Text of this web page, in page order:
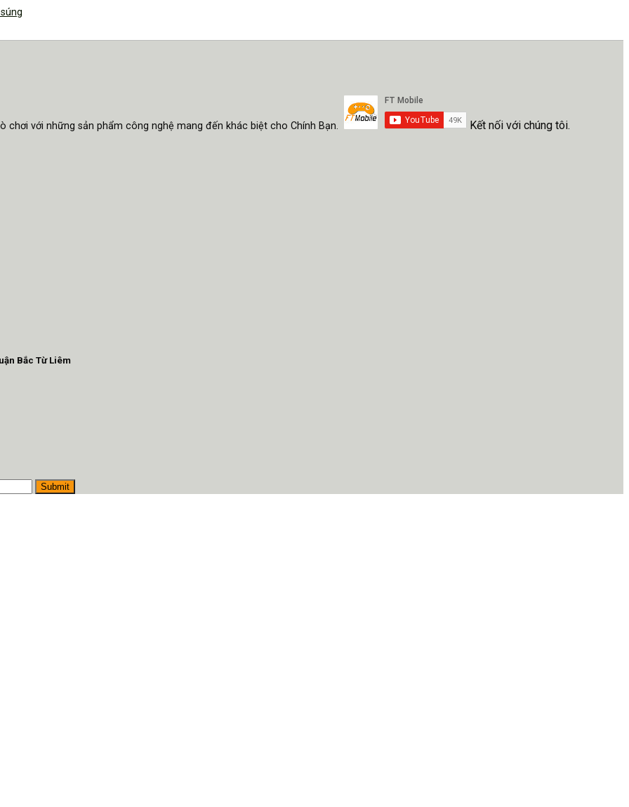
với những sản phẩm công nghệ mang đến khác biệt cho Chính Bạn. Kết nối với chúng tôi.
Bắc Từ Liêm